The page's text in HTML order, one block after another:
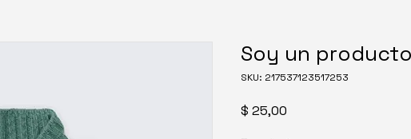
Soy un producto
SKU: 217537123517253
$ 25,00